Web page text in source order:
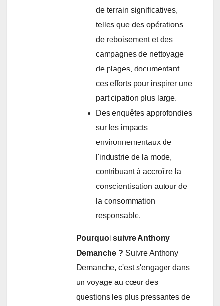
de terrain significatives,
telles que des opérations
de reboisement et des
campagnes de nettoyage
de plages, documentant
ces efforts pour inspirer une
participation plus large.
Des enquêtes approfondies
sur les impacts
environnementaux de
l'industrie de la mode,
contribuant à accroître la
conscientisation autour de
la consommation
responsable.
Pourquoi suivre Anthony
Demanche ? Suivre Anthony
Demanche, c'est s'engager dans
un voyage au cœur des
questions les plus pressantes de